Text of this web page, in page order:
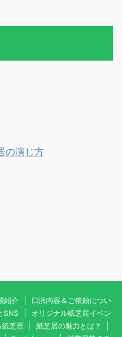
の演じ方
紹介
口演内容＆ご依頼につい
SNS
オリジナル紙芝居イベン
芝居
紙芝居の魅力とは？